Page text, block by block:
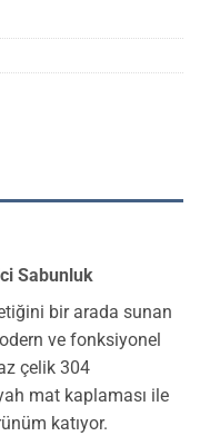
Sabunluk
bir arada sunan
ve fonksiyonel
çelik 304
mat kaplaması ile
katıyor.